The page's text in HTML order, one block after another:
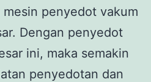
penyedot vakum
Dengan penyedot
ini, maka semakin
penyedotan dan